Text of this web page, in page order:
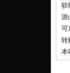
软
游
可
转
本